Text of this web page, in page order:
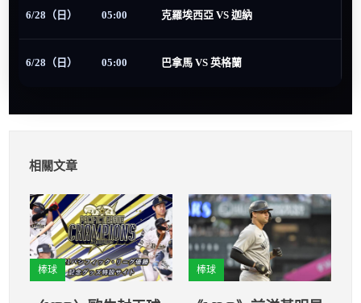
6/28（日） 05:00 克羅埃西亞 VS 迦納
6/28（日） 05:00 巴拿馬 VS 英格蘭
相關文章
棒球 棒球